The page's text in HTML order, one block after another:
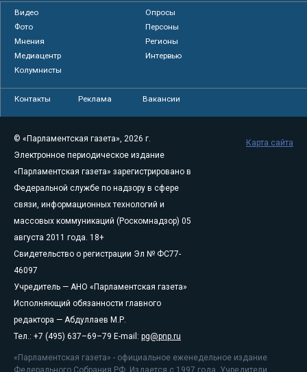
Видео
Опросы
Фото
Персоны
Мнения
Регионы
Медиацентр
Интервью
Колумнисты
Контакты Реклама Вакансии
© «Парламентская газета», 2026 г.
Электронное периодическое издание
«Парламентская газета» зарегистрировано в
Федеральной службе по надзору в сфере
связи, информационных технологий и
массовых коммуникаций (Роскомнадзор) 05
августа 2011 года. 18+
Свидетельство о регистрации Эл № ФС77-
46097
Учредитель — АНО «Парламентская газета»
Исполняющий обязанности главного
редактора — Абдуллаев М.Р.
Тел.: +7 (495) 637–69–79 E-mail: pg@pnp.ru
«Парламентская газета» - официальное еженедельное издание
Федерального Собрания РФ. Издается с 1997 года. Учредители
Карта сайта